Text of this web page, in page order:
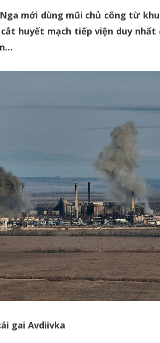
mới dùng mũi chủ công từ
huyết mạch tiếp viện duy nhất
gai Avdiivka